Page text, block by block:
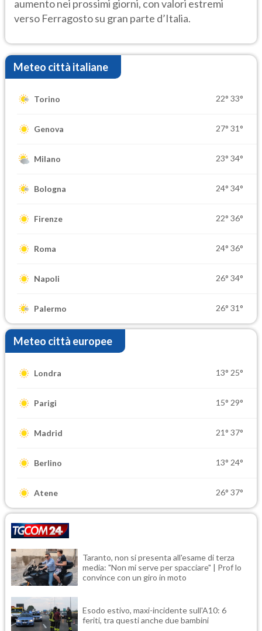
aumento nei prossimi giorni, con valori estremi
verso Ferragosto su gran parte d’Italia.
Meteo città italiane
Torino 22° 33°
Genova 27° 31°
Milano 23° 34°
Bologna 24° 34°
Firenze 22° 36°
Roma 24° 36°
Napoli 26° 34°
Palermo 26° 31°
Meteo città europee
Londra 13° 25°
Parigi 15° 29°
Madrid 21° 37°
Berlino 13° 24°
Atene 26° 37°
Taranto, non si presenta all'esame di terza
media: "Non mi serve per spacciare" | Prof lo
convince con un giro in moto
Esodo estivo, maxi-incidente sull'A10: 6
feriti, tra questi anche due bambini